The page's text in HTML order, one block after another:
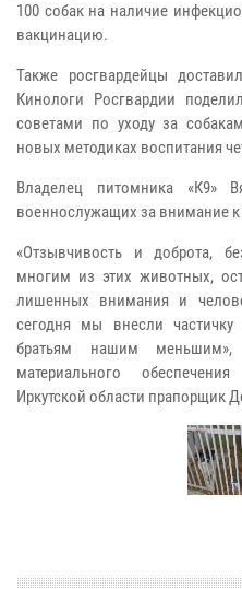
100 собак на наличие
вакцинацию.
Также росгвардейцы
Кинологи Росгвардии
советами по уходу за
новых методиках воспитания
Владелец питомника «К9»
военнослужащих за внимание
«Отзывчивость и доброта,
многим из этих животных,
лишенных внимания и
сегодня мы внесли
братьям нашим меньшим»,
материального
Иркутской области прапорщик